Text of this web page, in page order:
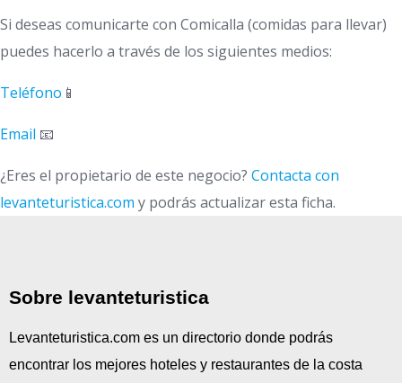
Si deseas comunicarte con Comicalla (comidas para llevar)
puedes hacerlo a través de los siguientes medios:
Teléfono 📱
Email 📧
¿Eres el propietario de este negocio? Contacta con
levanteturistica.com y podrás actualizar esta ficha.
Sobre levanteturistica
Levanteturistica.com es un directorio donde podrás
encontrar los mejores hoteles y restaurantes de la costa